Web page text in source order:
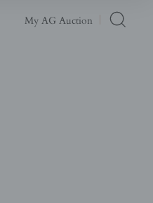
My AG Auction